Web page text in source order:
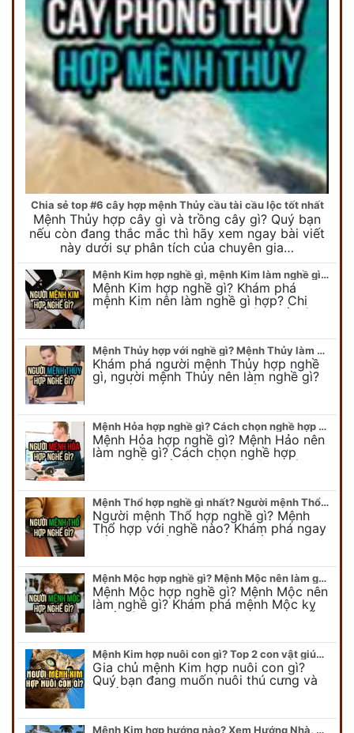
Chia sẻ top #6 cây hợp mệnh Thủy cầu tài cầu lộc tốt nhất
Mệnh Thủy hợp cây gì và trồng cây gì? Quý bạn
nếu còn đang thắc mắc thì hãy xem ngay bài viết
này dưới sự phân tích của chuyên gia…
Mệnh Kim hợp nghề gì, mệnh Kim làm nghề gì để #Phát Tài Lộc
Mệnh Kim hợp nghề gì? Khám phá
mệnh Kim nên làm nghề gì hợp? Chi
tiết người mang kim hợp với nghề gì sẽ
Mệnh Thủy hợp với nghề gì? Mệnh Thủy làm nghề gì để #Ăn nên làm ra
Khám phá người mệnh Thủy hợp nghề
gì, người mệnh Thủy nên làm nghề gì?
Chi tiết nghề hợp mệnh Thủy sẽ được
Mệnh Hỏa hợp nghề gì? Cách chọn nghề hợp mệnh Hỏa hút nhiều tài lộc
Mệnh Hỏa hợp nghề gì? Mệnh Hảo nên
làm nghề gì? Cách chọn nghề hợp
mệnh Hỏa để hút nhiều tài lộc. Giúp
Mệnh Thổ hợp nghề gì nhất? Người mệnh Thổ kỵ nghề gì?
Người mệnh Thổ hợp nghề gì? Mệnh
Thổ hợp với nghề nào? Khám phá ngay
để chọn nghề hợp mệnh Thổ. Cũng như
Mệnh Mộc hợp nghề gì? Mệnh Mộc nên làm gì? Mệnh Mộc kỵ nghề nào?
Mệnh Mộc hợp nghề gì? Mệnh Mộc nên
làm nghề gì? Khám phá mệnh Mộc kỵ
nghề gì không nên làm. Xem ngay để
Mệnh Kim hợp nuôi con gì? Top 2 con vật giúp gia chủ Phát tài phát lộc
Gia chủ mệnh Kim hợp nuôi con gì?
Quý bạn đang muốn nuôi thú cưng và
muốn chọn một con vật nuôi hợp
Duy…
Mệnh Kim hợp hướng nào? Xem Hướng Nhà, Phòng ngủ, Làm việc hợp mệnh Kim